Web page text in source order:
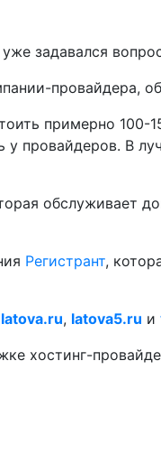
задавался
примерно
у провайдеров. В
обслуживает
Регистрант,
latova.ru, latova5.ru и
хостинг-